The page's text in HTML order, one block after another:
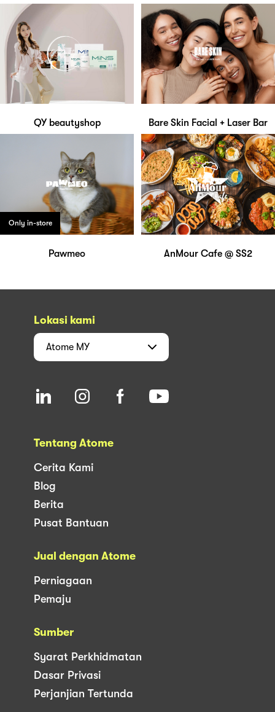
QY beautyshop Bare Skin Facial + Laser Bar
Only in-store
Pawmeo AnMour Cafe @ SS2
Lokasi kami
Atome MY
Tentang Atome
Cerita Kami
Blog
Berita
Pusat Bantuan
Jual dengan Atome
Perniagaan
Pemaju
Sumber
Syarat Perkhidmatan
Dasar Privasi
Perjanjian Tertunda